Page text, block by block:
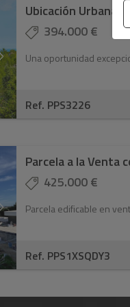
394.000 €
Una oportunidad
Ref. PPS3226
425.000 €
Parcela edificable en
Ref. PPS1XSQDY3